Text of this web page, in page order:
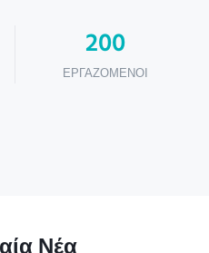
200
ΕΡΓΑΖΌΜΕΝΟΙ